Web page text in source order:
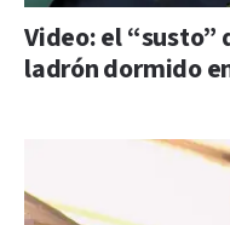
Video: el “susto”
ladrón dormido